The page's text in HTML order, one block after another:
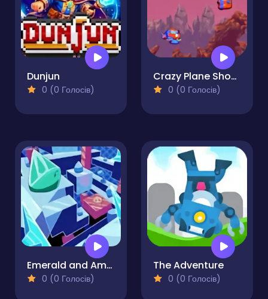
Dunjun
0 (0 Голосів)
Crazy Plane Shooter
0 (0 Голосів)
Emerald and Amber
0 (0 Голосів)
The Adventure
0 (0 Голосів)